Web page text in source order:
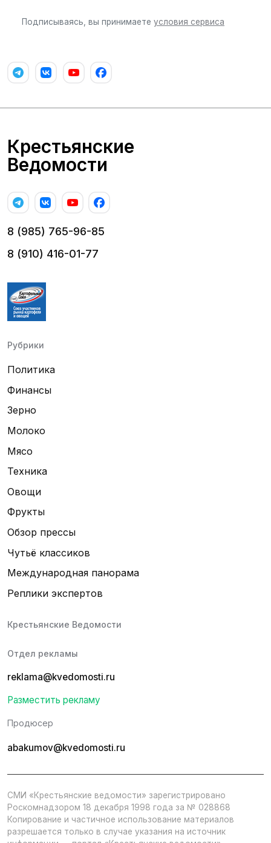
Подписываясь, вы принимаете условия сервиса
Крестьянские
Ведомости
8 (985) 765-96-85
8 (910) 416-01-77
Рубрики
Политика
Финансы
Зерно
Молоко
Мясо
Техника
Овощи
Фрукты
Обзор прессы
Чутьё классиков
Международная панорама
Реплики экспертов
Крестьянские Ведомости
Отдел рекламы
reklama@kvedomosti.ru
Разместить рекламу
Продюсер
abakumov@kvedomosti.ru
СМИ «Крестьянские ведомости» зарегистрировано
Роскомнадзором 18 декабря 1998 года за № 028868
Копирование и частичное использование материалов
разрешается только в случае указания на источник